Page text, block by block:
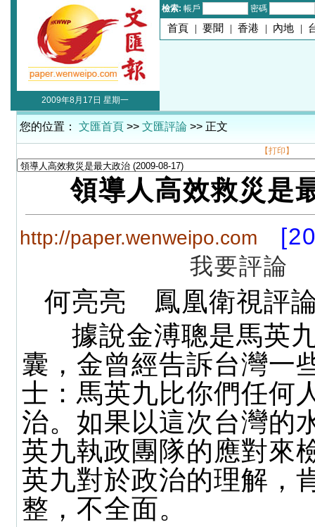
檢索: 帳戶 密碼
首頁 | 要聞 | 香港 | 內地 |
2009年8月17日 星期一
您的位置： 文匯首頁 >> 文匯評論 >> 正文
【打印】
領導人高效救災是
http://paper.wenweipo.com
我要評論
何亮亮 鳳凰衛視評
據說金溥聰是馬英
囊，金曾經告訴台灣一
士：馬英九比你們任何
治。如果以這次台灣的
英九執政團隊的應對來
英九對於政治的理解，
整，不全面。